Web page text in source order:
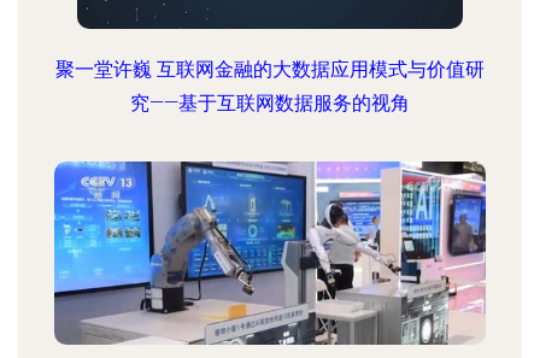
聚一堂许巍 互联网金融的大数据应用模式与价值研
究——基于互联网数据服务的视角